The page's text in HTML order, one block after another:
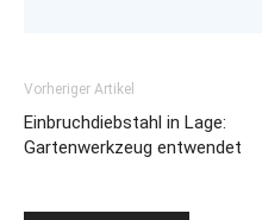
Vorheriger Artikel
Einbruchdiebstahl in Lage:
Gartenwerkzeug entwendet